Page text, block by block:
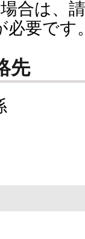
合は、
必要です
先